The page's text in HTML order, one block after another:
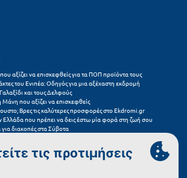
αξίζει να επισκεφθείς για τα ΠΟΠ προϊόντα τους
του Ενιπέα: Οδηγός για μια αξέχαστη εκδρομή
και τους Δελφούς
που αξίζει να επισκεφθείς
Βρες τις καλύτερες προσφορές στο Ekdromi.gr
Ελλάδα που πρέπει να δεις έστω μία φορά στη ζωή σου
διακοπές στα Σύβοτα
resorts στην Ελλάδα
καλοκαιρινές διακοπές
στην Ελλάδα που αξίζουν μια θέση στο feed σου
Ξενοδοχεία